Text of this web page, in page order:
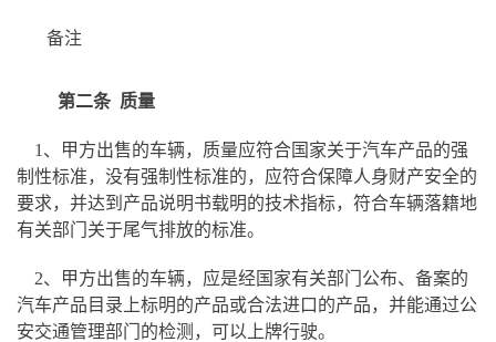
备注
第二条 质量
1、甲方出售的车辆，质量应符合国家关于汽车产品的强
制性标准，没有强制性标准的，应符合保障人身财产安全的
要求，并达到产品说明书载明的技术指标，符合车辆落籍地
有关部门关于尾气排放的标准。
2、甲方出售的车辆，应是经国家有关部门公布、备案的
汽车产品目录上标明的产品或合法进口的产品，并能通过公
安交通管理部门的检测，可以上牌行驶。